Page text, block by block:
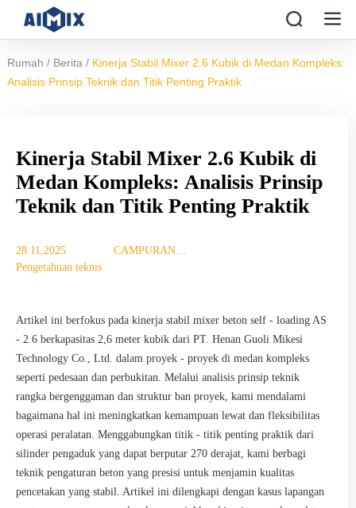
Rumah / Berita / Kinerja Stabil Mixer 2.6 Kubik di Medan Kompleks:
Analisis Prinsip Teknik dan Titik Penting Praktik
Kinerja Stabil Mixer 2.6 Kubik di
Medan Kompleks: Analisis Prinsip
Teknik dan Titik Penting Praktik
28 11,2025
CAMPURAN
Pengetahuan teknis
Artikel ini berfokus pada kinerja stabil mixer beton self - loading AS
- 2.6 berkapasitas 2,6 meter kubik dari PT. Henan Guoli Mikesi
Technology Co., Ltd. dalam proyek - proyek di medan kompleks
seperti pedesaan dan perbukitan. Melalui analisis prinsip teknik
rangka bergenggaman dan struktur ban proyek, kami mendalami
bagaimana hal ini meningkatkan kemampuan lewat dan fleksibilitas
operasi peralatan. Menggabungkan titik - titik penting praktik dari
silinder pengaduk yang dapat berputar 270 derajat, kami berbagi
teknik pengaturan beton yang presisi untuk menjamin kualitas
pencetakan yang stabil. Artikel ini dilengkapi dengan kasus lapangan